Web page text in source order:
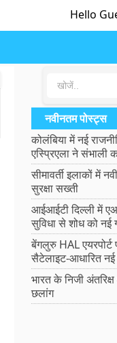
Hello
नवीनतम पोस्ट्स
कोलंबिया में नई
एस्प्रिएला ने संभाली
सीमावर्ती इलाकों में
सुरक्षा सख्ती
आईआईटी दिल्ली में
सुविधा से शोध को नई
बेंगलुरु HAL एयरपोर्ट
सैटेलाइट-आधारित
भारत के निजी
छलांग